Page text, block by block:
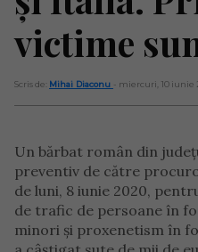
victime
Scris de: Mihai Diaconu - miercuri, 10 iunie
Un bărbat român din
preventiv de către
de luni, 8 iunie 2020,
de trafic de persoane în
minori și proxenetism în